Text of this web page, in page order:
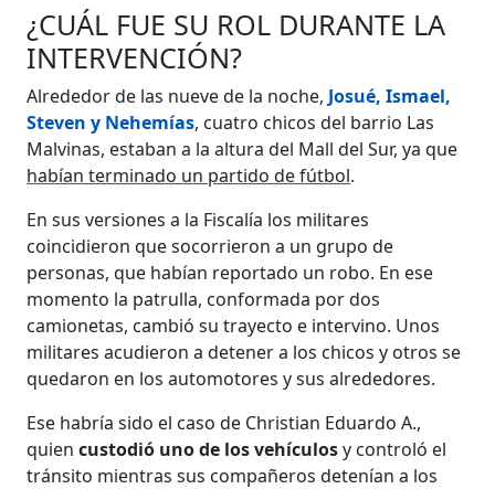
¿CUÁL FUE SU ROL DURANTE LA
INTERVENCIÓN?
Alrededor de las nueve de la noche, Josué, Ismael,
Steven y Nehemías, cuatro chicos del barrio Las
Malvinas, estaban a la altura del Mall del Sur, ya que
habían terminado un partido de fútbol.
En sus versiones a la Fiscalía los militares
coincidieron que socorrieron a un grupo de
personas, que habían reportado un robo. En ese
momento la patrulla, conformada por dos
camionetas, cambió su trayecto e intervino. Unos
militares acudieron a detener a los chicos y otros se
quedaron en los automotores y sus alrededores.
Ese habría sido el caso de Christian Eduardo A.,
quiencustodió uno de los vehículosy controló el
tránsito mientras sus compañeros detenían a los